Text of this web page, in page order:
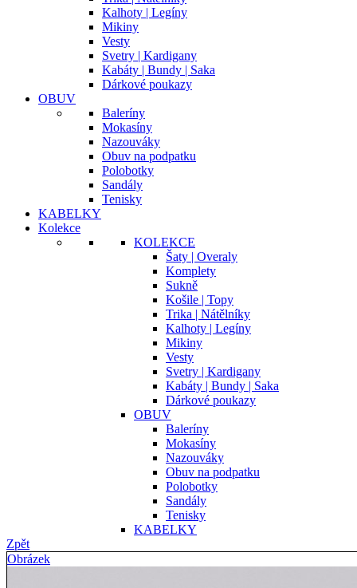
Kalhoty | Legíny
Mikiny
Vesty
Svetry | Kardigany
Kabáty | Bundy | Saka
Dárkové poukazy
OBUV
Baleríny
Mokasíny
Nazouváky
Obuv na podpatku
Polobotky
Sandály
Tenisky
KABELKY
Kolekce
KOLEKCE
Šaty | Overaly
Komplety
Sukně
Košile | Topy
Trika | Nátělníky
Kalhoty | Legíny
Mikiny
Vesty
Svetry | Kardigany
Kabáty | Bundy | Saka
Dárkové poukazy
OBUV
Baleríny
Mokasíny
Nazouváky
Obuv na podpatku
Polobotky
Sandály
Tenisky
KABELKY
Zpět
Obrázek